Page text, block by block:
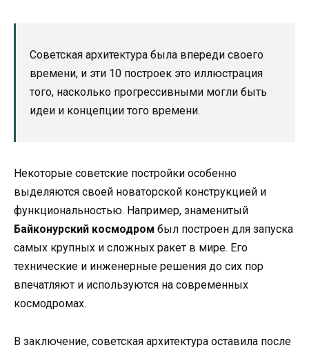
Советская архитектура была впереди своего
времени, и эти 10 построек это иллюстрация
того, насколько прогрессивными могли быть
идеи и концепции того времени.
Некоторые советские постройки особенно
выделяются своей новаторской конструкцией и
функциональностью. Например, знаменитый
Байконурский космодром был построен для запуска
самых крупных и сложных ракет в мире. Его
технические и инженерные решения до сих пор
впечатляют и используются на современных
космодромах.
В заключение, советская архитектура оставила после